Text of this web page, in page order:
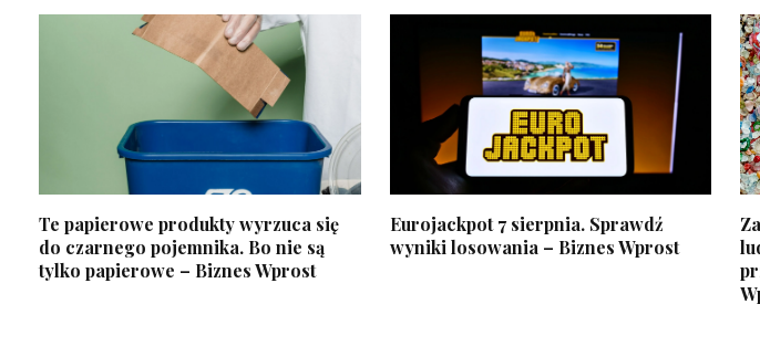
Te papierowe produkty wyrzuca się
do czarnego pojemnika. Bo nie są
tylko papierowe – Biznes Wprost
Eurojackpot 7 sierpnia. Sprawdź
wyniki losowania – Biznes Wprost